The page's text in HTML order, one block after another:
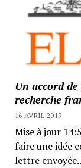
Un accord
recherche
16 AVRIL 2019
Mise à jour
faire une idée
lettre